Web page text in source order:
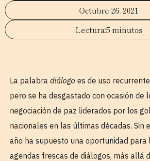
Octubre 26, 2021
5 minutos
La palabra diálogo es de uso
pero se ha desgastado con ocasión de
negociación de paz liderados por los
nacionales en las últimas décadas. Sin
año ha supuesto una oportunidad para
agendas frescas de diálogos, más allá